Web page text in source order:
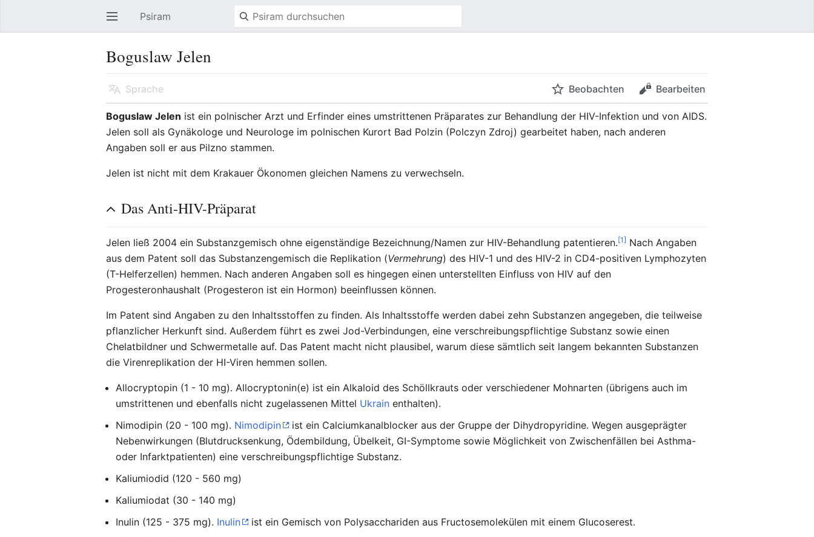
Hauptmenü öffnen Psiram
Boguslaw Jelen
Sprache Beobachten Bearbeiten
Boguslaw Jelen ist ein polnischer Arzt und Erfinder eines umstrittenen Präparates zur Behandlung der HIV-Infektion und von AIDS.
Jelen soll als Gynäkologe und Neurologe im polnischen Kurort Bad Polzin (Polczyn Zdroj) gearbeitet haben, nach anderen
Angaben soll er aus Pilzno stammen.
Jelen ist nicht mit dem Krakauer Ökonomen gleichen Namens zu verwechseln.
Das Anti-HIV-Präparat
Jelen ließ 2004 ein Substanzgemisch ohne eigenständige Bezeichnung/Namen zur HIV-Behandlung patentieren.[1] Nach Angaben
aus dem Patent soll das Substanzengemisch die Replikation (Vermehrung) des HIV-1 und des HIV-2 in CD4-positiven Lymphozyten
(T-Helferzellen) hemmen. Nach anderen Angaben soll es hingegen einen unterstellten Einfluss von HIV auf den
Progesteronhaushalt (Progesteron ist ein Hormon) beeinflussen können.
Im Patent sind Angaben zu den Inhaltsstoffen zu finden. Als Inhaltsstoffe werden dabei zehn Substanzen angegeben, die teilweise
pflanzlicher Herkunft sind. Außerdem führt es zwei Jod-Verbindungen, eine verschreibungspflichtige Substanz sowie einen
Chelatbildner und Schwermetalle auf. Das Patent macht nicht plausibel, warum diese sämtlich seit langem bekannten Substanzen
die Virenreplikation der HI-Viren hemmen sollen.
Allocryptopin (1 - 10 mg). Allocryptonin(e) ist ein Alkaloid des Schöllkrauts oder verschiedener Mohnarten (übrigens auch im
umstrittenen und ebenfalls nicht zugelassenen Mittel Ukrain enthalten).
Nimodipin (20 - 100 mg). Nimodipin
ist ein Calciumkanalblocker aus der Gruppe der Dihydropyridine. Wegen ausgeprägter
Nebenwirkungen (Blutdrucksenkung, Ödembildung, Übelkeit, GI-Symptome sowie Möglichkeit von Zwischenfällen bei Asthma-
oder Infarktpatienten) eine verschreibungspflichtige Substanz.
Kaliumiodid (120 - 560 mg)
Kaliumiodat (30 - 140 mg)
Inulin (125 - 375 mg). Inulin
ist ein Gemisch von Polysacchariden aus Fructosemolekülen mit einem Glucoserest.